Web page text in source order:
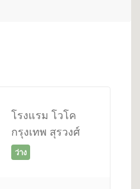
โรงแรม โวโค
กรุงเทพ สุรวงศ์
ว่าง